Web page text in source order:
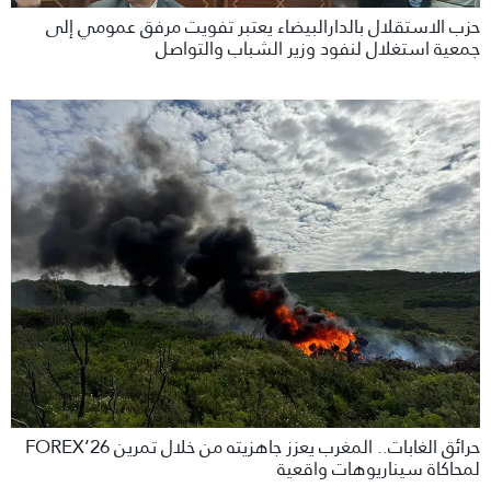
حزب الاستقلال بالدارالبيضاء يعتبر تفويت مرفق عمومي إلى
جمعية استغلال لنفود وزير الشباب والتواصل
حرائق الغابات.. المغرب يعزز جاهزيته من خلال تمرين FOREX’26
لمحاكاة سيناريوهات واقعية